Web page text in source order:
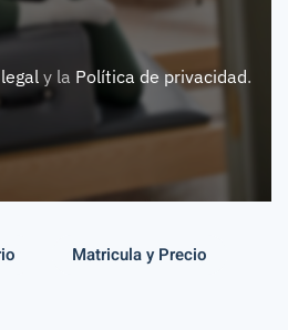
y la Política de privacidad.
Matricula y Precio